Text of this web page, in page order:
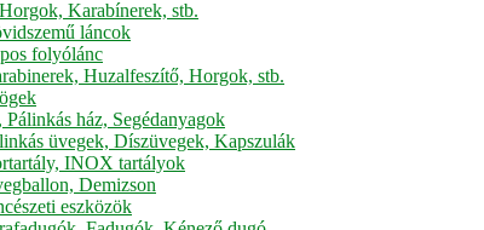
Karabínerek, stb.
láncok
folyólánc
Huzalfeszítő, Horgok, stb.
Pálinkás ház, Segédanyagok
üvegek, Díszüvegek, Kapszulák
INOX tartályok
Demizson
eszközök